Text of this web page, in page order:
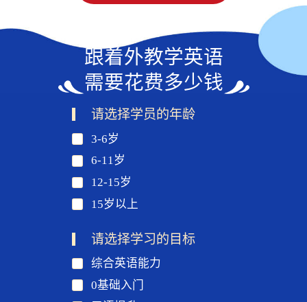
跟着外教学英语
需要花费多少钱
请选择学员的年龄
3-6岁
6-11岁
12-15岁
15岁以上
请选择学习的目标
综合英语能力
0基础入门